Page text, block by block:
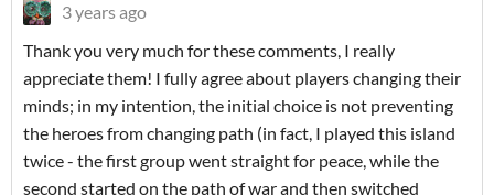
3 years ago
Thank you very much for these comments, I really
appreciate them! I fully agree about players changing their
minds; in my intention, the initial choice is not preventing
the heroes from changing path (in fact, I played this island
twice - the first group went straight for peace, while the
second started on the path of war and then switched